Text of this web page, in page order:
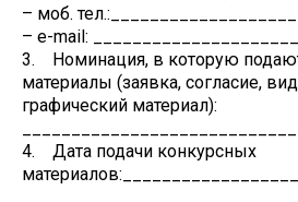
– моб. тел.:___________________
– е-mail: _____________________
3. Номинация, в которую
материалы (заявка, согласие,
графический материал):
4. Дата подачи конкурсных